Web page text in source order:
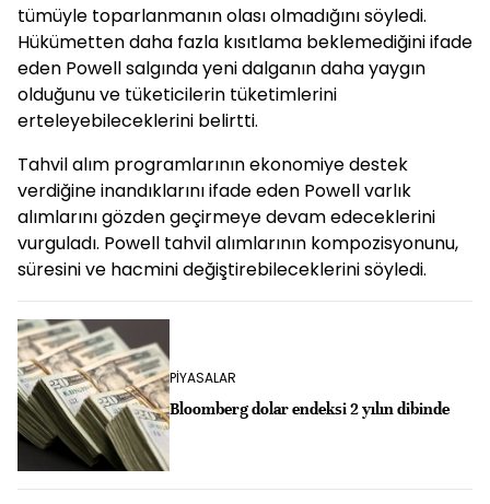
tümüyle toparlanmanın olası olmadığını söyledi.
Hükümetten daha fazla kısıtlama beklemediğini ifade
eden Powell salgında yeni dalganın daha yaygın
olduğunu ve tüketicilerin tüketimlerini
erteleyebileceklerini belirtti.
Tahvil alım programlarının ekonomiye destek
verdiğine inandıklarını ifade eden Powell varlık
alımlarını gözden geçirmeye devam edeceklerini
vurguladı. Powell tahvil alımlarının kompozisyonunu,
süresini ve hacmini değiştirebileceklerini söyledi.
PİYASALAR
Bloomberg dolar endeksi 2 yılın dibinde